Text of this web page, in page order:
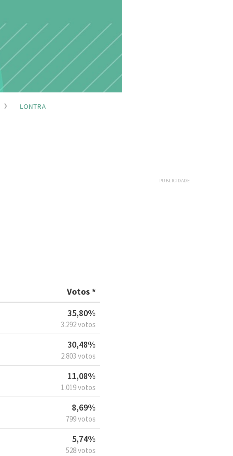
LONTRA
PUBLICIDADE
Votos *
35,80%
3.292 votos
30,48%
2.803 votos
11,08%
1.019 votos
8,69%
799 votos
5,74%
528 votos